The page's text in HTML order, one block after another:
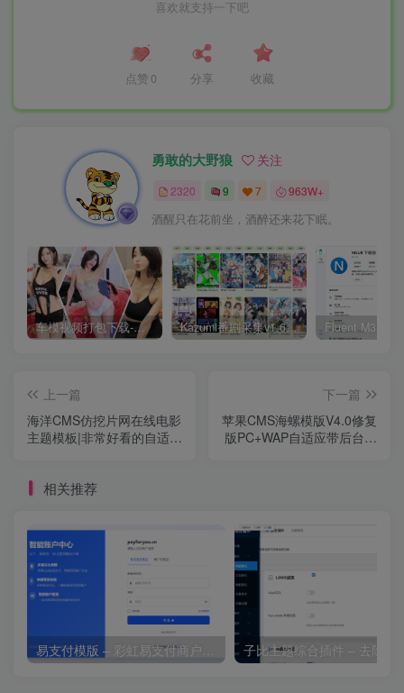
喜欢就支持一下吧
点赞 0 分享 收藏
勇敢的大野狼 关注
2320 9 7 963W+
酒醒只在花前坐，酒醉还来花下眠。
车模视频打包下载-高清无水印版 Kazumi番剧采集v1.6.9：支持自定义规则+在线观看+弹幕，跨平台下载
上一篇
海洋CMS仿挖片网在线电影
主题模板|非常好看的自适应
下一篇
苹果CMS海螺模版V4.0修复
版PC+WAP自适应带后台影
相关推荐
子比主题综合插件 – 去除授